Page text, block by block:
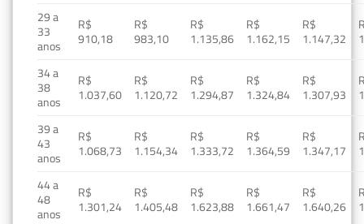
29 a
33
anos
R$
910,18
R$
983,10
R$
1.135,86
R$
1.162,15
R$
1.147,32
34 a
38
anos
R$
1.037,60
R$
1.120,72
R$
1.294,87
R$
1.324,84
R$
1.307,93
39 a
43
anos
R$
1.068,73
R$
1.154,34
R$
1.333,72
R$
1.364,59
R$
1.347,17
44 a
48
anos
R$
1.301,24
R$
1.405,48
R$
1.623,88
R$
1.661,47
R$
1.640,26